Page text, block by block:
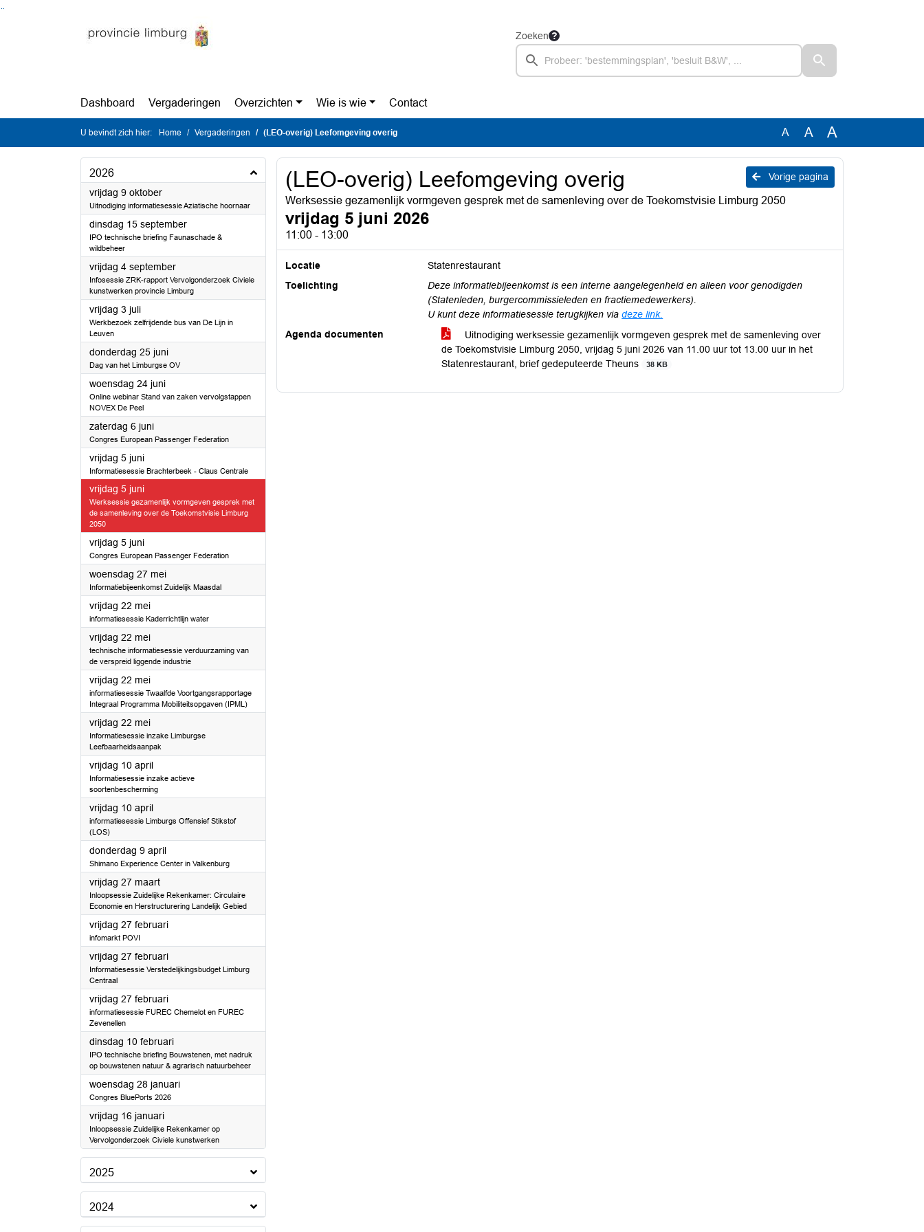
Zoeken
Dashboard Vergaderingen Overzichten Wie is wie Contact
U bevindt zich hier: Home Vergaderingen (LEO-overig) Leefomgeving overig A A A
2026
vrijdag 9 oktober2026
Uitnodiging informatiesessie Aziatische hoornaar
dinsdag 15 september2026
IPO technische briefing Faunaschade &
wildbeheer
vrijdag 4 september2026
Infosessie ZRK-rapport Vervolgonderzoek Civiele
kunstwerken provincie Limburg
vrijdag 3 juli2026
Werkbezoek zelfrijdende bus van De Lijn in
Leuven
donderdag 25 juni2026
Dag van het Limburgse OV
woensdag 24 juni2026
Online webinar Stand van zaken vervolgstappen
NOVEX De Peel
zaterdag 6 juni2026
Congres European Passenger Federation
vrijdag 5 juni2026
Informatiesessie Brachterbeek - Claus Centrale
vrijdag 5 juni2026
Werksessie gezamenlijk vormgeven gesprek met
de samenleving over de Toekomstvisie Limburg
2050
vrijdag 5 juni2026
Congres European Passenger Federation
woensdag 27 mei2026
Informatiebijeenkomst Zuidelijk Maasdal
vrijdag 22 mei2026
informatiesessie Kaderrichtlijn water
vrijdag 22 mei2026
technische informatiesessie verduurzaming van
de verspreid liggende industrie
vrijdag 22 mei2026
informatiesessie Twaalfde Voortgangsrapportage
Integraal Programma Mobiliteitsopgaven (IPML)
vrijdag 22 mei2026
Informatiesessie inzake Limburgse
Leefbaarheidsaanpak
vrijdag 10 april2026
Informatiesessie inzake actieve
soortenbescherming
vrijdag 10 april2026
informatiesessie Limburgs Offensief Stikstof
(LOS)
donderdag 9 april2026
Shimano Experience Center in Valkenburg
vrijdag 27 maart2026
Inloopsessie Zuidelijke Rekenkamer: Circulaire
Economie en Herstructurering Landelijk Gebied
vrijdag 27 februari2026
infomarkt POVI
vrijdag 27 februari2026
Informatiesessie Verstedelijkingsbudget Limburg
Centraal
vrijdag 27 februari2026
informatiesessie FUREC Chemelot en FUREC
Zevenellen
dinsdag 10 februari2026
IPO technische briefing Bouwstenen, met nadruk
op bouwstenen natuur & agrarisch natuurbeheer
woensdag 28 januari2026
Congres BluePorts 2026
vrijdag 16 januari2026
Inloopsessie Zuidelijke Rekenkamer op
Vervolgonderzoek Civiele kunstwerken
2025
2024
Vorige pagina
(LEO-overig) Leefomgeving overig
Werksessie gezamenlijk vormgeven gesprek met de samenleving over de Toekomstvisie Limburg 2050
vrijdag 5 juni 2026
11:00 - 13:00
Locatie
Statenrestaurant
Toelichting
Deze informatiebijeenkomst is een interne aangelegenheid en alleen voor genodigden
(Statenleden, burgercommissieleden en fractiemedewerkers).
U kunt deze informatiesessie terugkijken viadeze link.
Agenda documenten
Uitnodiging werksessie gezamenlijk vormgeven gesprek met de samenleving over
de Toekomstvisie Limburg 2050, vrijdag 5 juni 2026 van 11.00 uur tot 13.00 uur in het
Statenrestaurant, brief gedeputeerde Theuns
38 KB